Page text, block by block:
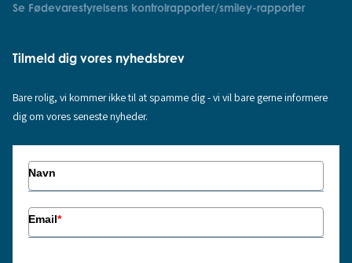
Se Fødevarestyrelsens kontrolrapporter/smiley-rapporter
Tilmeld dig vores nyhedsbrev
Bare rolig, vi kommer ikke til at spamme dig - vi vil bare gerne informere
dig om vores seneste nyheder.
Navn
Email*